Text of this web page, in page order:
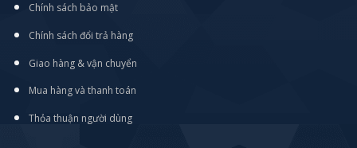
Chính sách bảo mật
Chính sách đổi trả hàng
Giao hàng & vận chuyển
Mua hàng và thanh toán
Thỏa thuận người dùng